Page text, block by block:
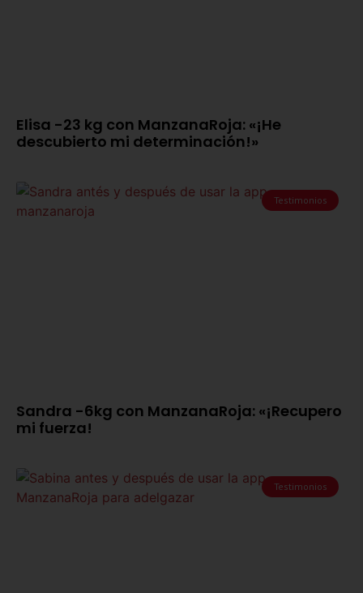
Elisa -23 kg con ManzanaRoja: «¡He
descubierto mi determinación!»
Testimonios
Sandra -6kg con ManzanaRoja: «¡Recupero
mi fuerza!
Testimonios